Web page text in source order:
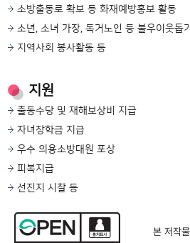
소방출동로 확보 등 화재예방홍보 활동
소년, 소녀 가장, 독거노인 등 불우이웃돕기
지역사회 봉사활동 등
지원
출동수당 및 재해보상비 지급
자녀장학금 지급
우수 의용소방대원 포상
피복지급
선진지 시찰 등
본 저작